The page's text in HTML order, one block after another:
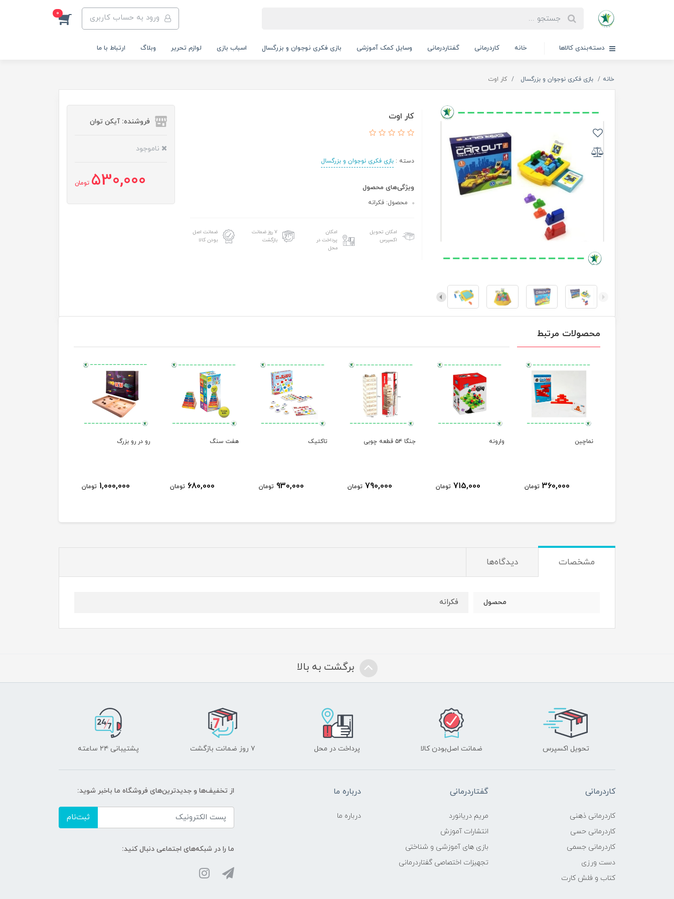
ورود به حساب کاربری 0
دسته‌بندی کالاها خانه کاردرمانی گفتاردرمانی وسایل کمک آموزشی بازی فکری نوجوان و بزرگسال اسباب بازی لوازم تحریر وبلاگ ارتباط با ما
خانه بازی فکری نوجوان و بزرگسال کار اوت
کار اوت
دسته :بازی فکری نوجوان و بزرگسال
ویژگی‌های محصول
محصول: فکرانه
امکان تحویل
اکسپرس
امکان
پرداخت در
محل
۷ روز ضمانت
بازگشت
ضمانت اصل
بودن کالا
فروشنده: آیکن توان
ناموجود
530,000 تومان
محصولات مرتبط
نماچین
360,000 تومان
وارونه
715,000 تومان
جنگا ۵۴ قطعه چوبی
790,000 تومان
تاکتیک
930,000 تومان
هفت سنگ
680,000 تومان
رو در رو بزرگ
1,000,000 تومان
مشخصات دیدگاه‌ها
محصول فکرانه
برگشت به بالا
تحویل اکسپرس ضمانت اصل‌بودن کالا پرداخت در محل ۷ روز ضمانت بازگشت پشتیبانی ۲۴ ساعته
کاردرمانی
کاردرمانی ذهنی
کاردرمانی حسی
کاردرمانی جسمی
دست ورزی
کتاب و فلش کارت
گفتاردرمانی
مریم دریانورد
انتشارات آموزش
بازی های آموزشی و شناختی
تجهیزات اختصاصی گفتاردرمانی
درباره ما
درباره ما
از تخفیف‌ها و جدیدترین‌های فروشگاه ما باخبر شوید:
ثبت‌نام
ما را در شبکه‌های اجتماعی دنبال کنید: